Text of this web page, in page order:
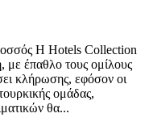
H Hotels Collection
με έπαθλο τους ομίλους
κλήρωσης, εφόσον οι
ομάδας,
θα...